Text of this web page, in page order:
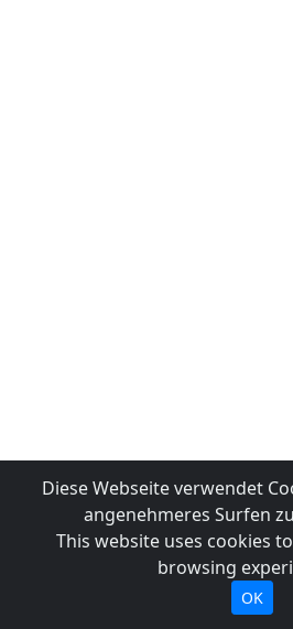
Diese Webseite verwendet
angenehmeres Surfen
This website uses cookies
browsing
OK